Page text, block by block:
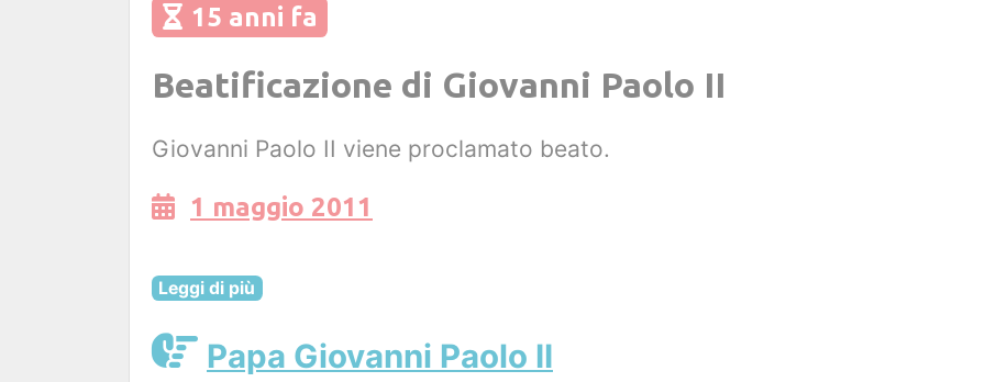
15 anni fa
Beatificazione di Giovanni Paolo II
Giovanni Paolo II viene proclamato beato.
1 maggio 2011
Leggi di più
Papa Giovanni Paolo II